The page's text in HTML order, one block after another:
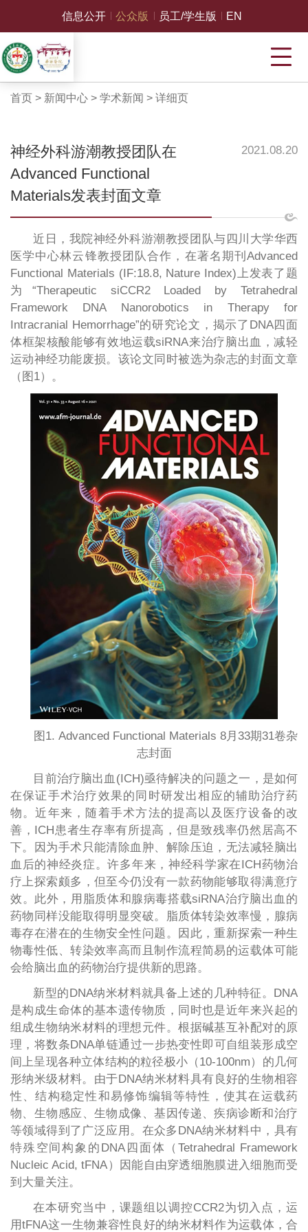
信息公开 公众版 员工/学生版 EN
首页 > 新闻中心> 学术新闻 > 详细页
神经外科游潮教授团队在
Advanced Functional
Materials发表封面文章
2021.08.20
近日，我院神经外科游潮教授团队与四川大学华西
医学中心林云锋教授团队合作，在著名期刊Advanced
Functional Materials (IF:18.8, Nature Index)上发表了题
为“Therapeutic siCCR2 Loaded by Tetrahedral
Framework DNA Nanorobotics in Therapy for
Intracranial Hemorrhage”的研究论文，揭示了DNA四面
体框架核酸能够有效地运载siRNA来治疗脑出血，减轻
运动神经功能废损。该论文同时被选为杂志的封面文章
（图1）。
图1. Advanced Functional Materials 8月33期31卷杂
志封面
目前治疗脑出血(ICH)亟待解决的问题之一，是如何
在保证手术治疗效果的同时研发出相应的辅助治疗药
物。近年来，随着手术方法的提高以及医疗设备的改
善，ICH患者生存率有所提高，但是致残率仍然居高不
下。因为手术只能清除血肿、解除压迫，无法减轻脑出
血后的神经炎症。许多年来，神经科学家在ICH药物治
疗上探索颇多，但至今仍没有一款药物能够取得满意疗
效。此外，用脂质体和腺病毒搭载siRNA治疗脑出血的
药物同样没能取得明显突破。脂质体转染效率慢，腺病
毒存在潜在的生物安全性问题。因此，重新探索一种生
物毒性低、转染效率高而且制作流程简易的运载体可能
会给脑出血的药物治疗提供新的思路。
新型的DNA纳米材料就具备上述的几种特征。DNA
是构成生命体的基本遗传物质，同时也是近年来兴起的
组成生物纳米材料的理想元件。根据碱基互补配对的原
理，将数条DNA单链通过一步热变性即可自组装形成空
间上呈现各种立体结构的粒径极小（10-100nm）的几何
形纳米级材料。由于DNA纳米材料具有良好的生物相容
性、结构稳定性和易修饰编辑等特性，使其在运载药
物、生物感应、生物成像、基因传递、疾病诊断和治疗
等领域得到了广泛应用。在众多DNA纳米材料中，具有
特殊空间构象的DNA四面体（Tetrahedral Framework
Nucleic Acid, tFNA）因能自由穿透细胞膜进入细胞而受
到大量关注。
在本研究当中，课题组以调控CCR2为切入点，运
用tFNA这一生物兼容性良好的纳米材料作为运载体，合